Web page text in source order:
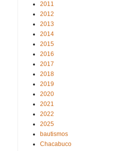
2011
2012
2013
2014
2015
2016
2017
2018
2019
2020
2021
2022
2025
bautismos
Chacabuco